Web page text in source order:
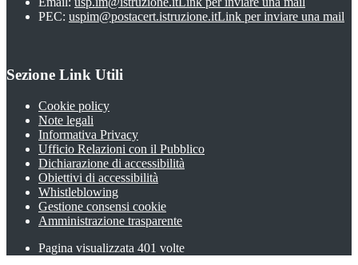
PEC: uspim@postacert.istruzione.itLink per inviare una mail
Sezione Link Utili
Cookie policy
Note legali
Informativa Privacy
Ufficio Relazioni con il Pubblico
Dichiarazione di accessibilità
Obiettivi di accessibilità
Whistleblowing
Gestione consensi cookie
Amministrazione trasparente
Pagina visualizzata 401 volte